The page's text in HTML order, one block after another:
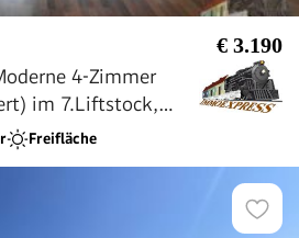
€ 3.190
4-Zimmer
im 7.Liftstock,
+ 10
Freifläche